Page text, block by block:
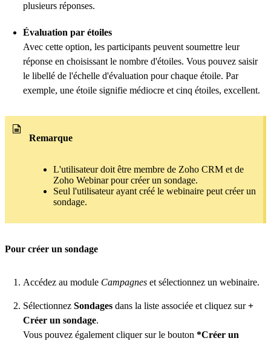
plusieurs réponses.
Évaluation par étoiles
Avec cette option, les participants peuvent soumettre leur
réponse en choisissant le nombre d'étoiles. Vous pouvez saisir
le libellé de l'échelle d'évaluation pour chaque étoile. Par
exemple, une étoile signifie médiocre et cinq étoiles, excellent.
Remarque
L'utilisateur doit être membre de Zoho CRM et de
Zoho Webinar pour créer un sondage.
Seul l'utilisateur ayant créé le webinaire peut créer un
sondage.
Pour créer un sondage
Accédez au module Campagnes et sélectionnez un webinaire.
Sélectionnez Sondages dans la liste associée et cliquez sur+
Créer un sondage.
Vous pouvez également cliquer sur le bouton *Créer un